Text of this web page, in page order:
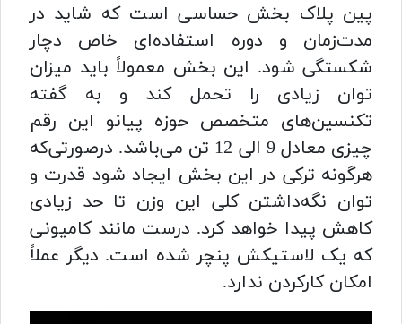
پین پلاک بخش حساسی است که شاید در
مدت‌زمان و دوره استفاده‌ای خاص دچار
شکستگی شود. این بخش معمولاً باید میزان
توان زیادی را تحمل کند و به گفته
تکنسین‌های متخصص حوزه پیانو این رقم
چیزی معادل 9 الی 12 تن می‌باشد. درصورتی‌که
هرگونه ترکی در این بخش ایجاد شود قدرت و
توان نگه‌داشتن کلی این وزن تا حد زیادی
کاهش پیدا خواهد کرد. درست مانند کامیونی
که یک لاستیکش پنچر شده است. دیگر عملاً
امکان کارکردن ندارد.